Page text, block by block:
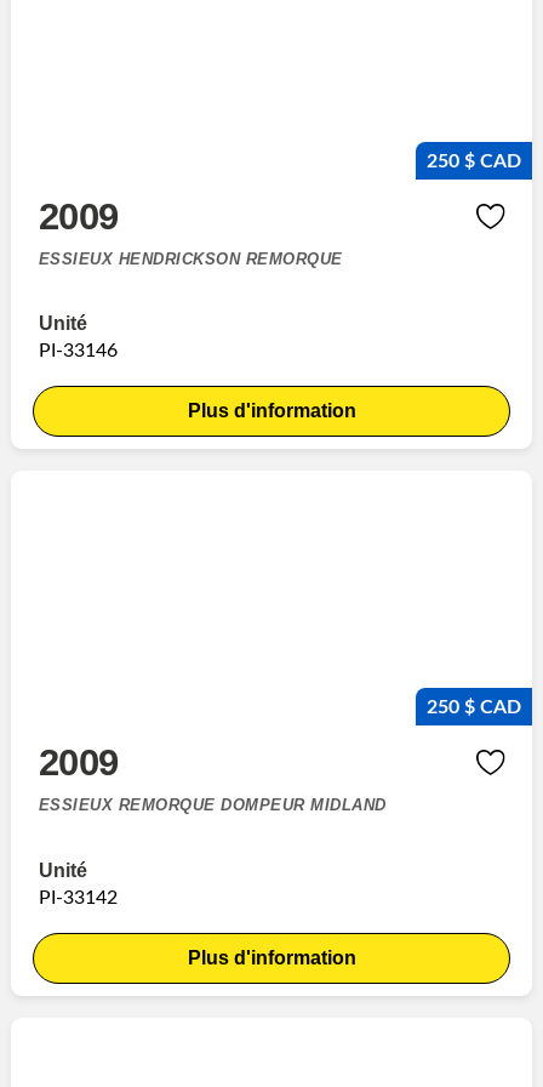
250 $ CAD
2009
ESSIEUX HENDRICKSON REMORQUE
Unité
PI-33146
Plus d'information
250 $ CAD
2009
ESSIEUX REMORQUE DOMPEUR MIDLAND
Unité
PI-33142
Plus d'information